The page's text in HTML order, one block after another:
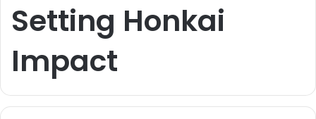
Setting Honkai
Impact